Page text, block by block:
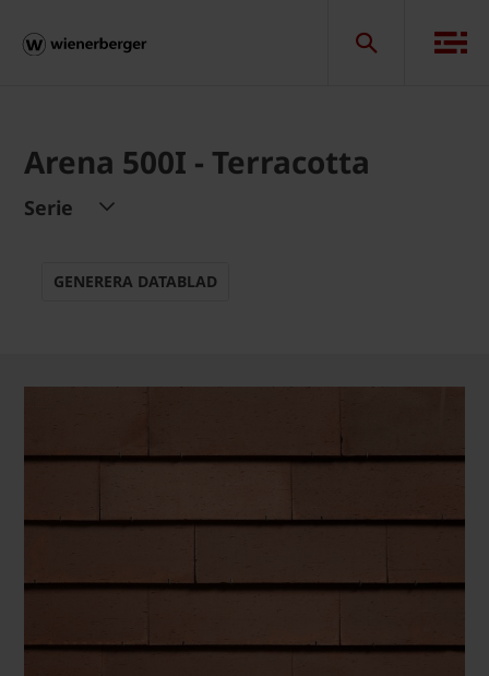
Arena 500I - Terracotta
Serie
GENERERA DATABLAD